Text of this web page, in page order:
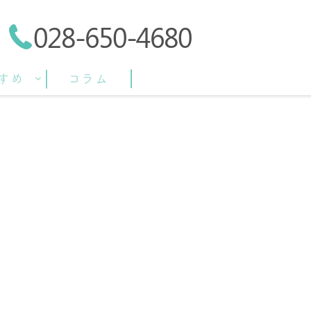
028-650-4680
め コラム